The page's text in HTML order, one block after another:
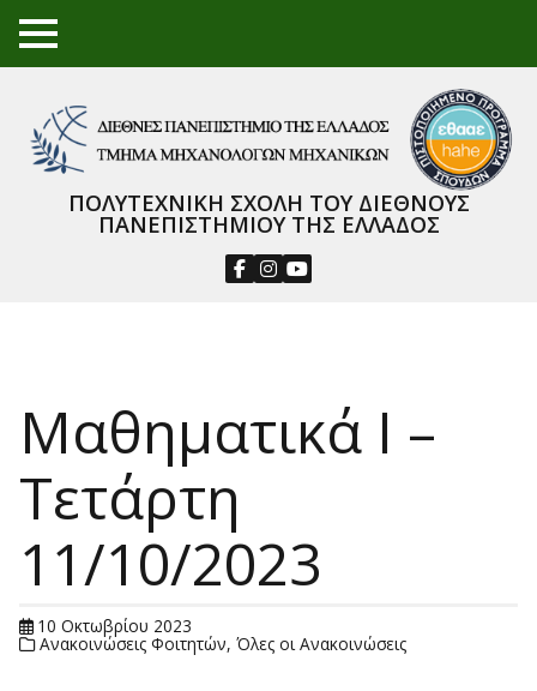
TO
GGL
NU
ΠΟΛΥΤΕΧΝΙΚΗ ΣΧΟΛΗ ΤΟΥ ΔΙΕΘΝΟΥΣ
ΠΑΝΕΠΙΣΤΗΜΙΟΥ ΤΗΣ ΕΛΛΑΔΟΣ
Μαθηματικά Ι –
Τετάρτη
11/10/2023
10 Οκτωβρίου 2023
Ανακοινώσεις Φοιτητών,Όλες οι Ανακοινώσεις